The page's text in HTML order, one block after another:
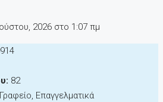
2026 στo 1:07 πμ
82
Γραφείο, Επαγγελματικά